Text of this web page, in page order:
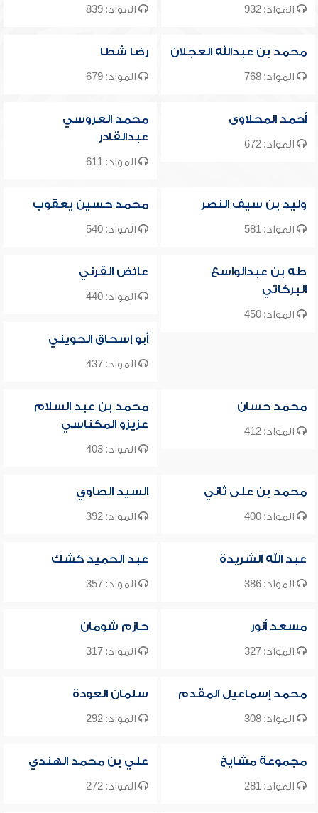
المواد: 932 المواد: 839
محمد بن عبدالله العجلان
المواد: 768
رضا شطا
المواد: 679
أحمد المحلاوى
المواد: 672
محمد العروسي
عبدالقادر
المواد: 611
وليد بن سيف النصر
المواد: 581
محمد حسين يعقوب
المواد: 540
طه بن عبدالواسع
البركاتي
المواد: 450
عائض القرني
المواد: 440
أبو إسحاق الحويني
المواد: 437
محمد حسان
المواد: 412
محمد بن عبد السلام
عزيزو المكناسي
المواد: 403
محمد بن على ثاني
المواد: 400
السيد الصاوي
المواد: 392
عبد الله الشريدة
المواد: 386
عبد الحميد كشك
المواد: 357
مسعد أنور
المواد: 327
حازم شومان
المواد: 317
محمد إسماعيل المقدم
المواد: 308
سلمان العودة
المواد: 292
مجموعة مشايخ
المواد: 281
علي بن محمد الهندي
المواد: 272